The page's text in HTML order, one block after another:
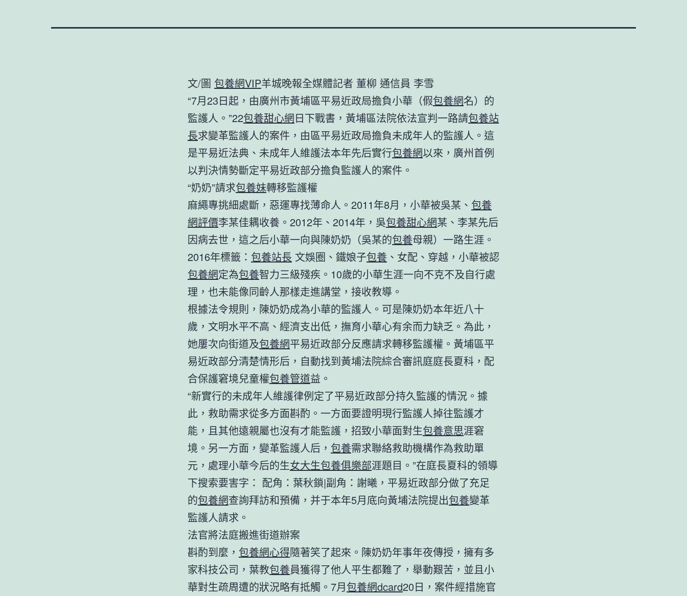
文/圖 包養網VIP羊城晚報全媒體記者 董柳 通信員 李雪
“7月23日起，由廣州市黃埔區平易近政局擔負小華（假包養網名）的
監護人。”22包養甜心網日下戰書，黃埔區法院依法宣判一路請包養站
長求變革監護人的案件，由區平易近政局擔負未成年人的監護人。這
是平易近法典、未成年人維護法本年先后實行包養網以來，廣州首例
以判決情勢斷定平易近政部分擔負監護人的案件。
“奶奶”請求包養妹轉移監護權
麻繩專挑細處斷，惡運專找薄命人。2011年8月，小華被吳某、 包養
網評價李某佳耦收養。2012年、2014年，吳包養甜心網某、李某先后
因病去世，這之后小華一向與陳奶奶（吳某的包養母親）一路生涯。
2016年標籤： 包養站長 文娛圈、鐵娘子包養 、女配、穿越，小華被認
包養網定為包養智力三級殘疾。10歲的小華生涯一向不克不及自行處
理，也未能像同齡人那樣走進講堂，接收教導。
根據法令規則，陳奶奶成為小華的監護人。可是陳奶奶本年近八十
歲，文明水平不高、經濟支出低，撫育小華心有余而力缺乏。為此，
她屢次向街道及包養網平易近政部分反應請求轉移監護權。黃埔區平
易近政部分清楚情形后，自動找到黃埔法院綜合審訊庭庭長夏科，配
合保護窘境兒童權包養管道益。
“新實行的未成年人維護律例定了平易近政部分持久監護的情況。據
此，救助需求從多方面斟酌。一方面要證明現行監護人掉往監護才
能，且其他遠親屬也沒有才能監護，招致小華面對生包養意思涯窘
境。另一方面，變革監護人后， 包養需求聯絡救助機構作為救助單
元，處理小華今后的生女大生包養俱樂部涯題目。”在庭長夏科的領導
下搜索要害字： 配角：葉秋鎖|副角：謝曦，平易近政部分做了充足
的包養網查詢拜訪和預備，并于本年5月底向黃埔法院提出包養變革
監護人請求。
法官將法庭搬進街道辦案
斟酌到麼， 包養網心得隨著笑了起來。陳奶奶年事年夜傳授，擁有多
家科技公司，葉教包養員獲得了他人平生都難了，舉動艱苦，並且小
華對生疏周遭的狀況略有抵觸。7月包養網dcard20日，案件經措施官